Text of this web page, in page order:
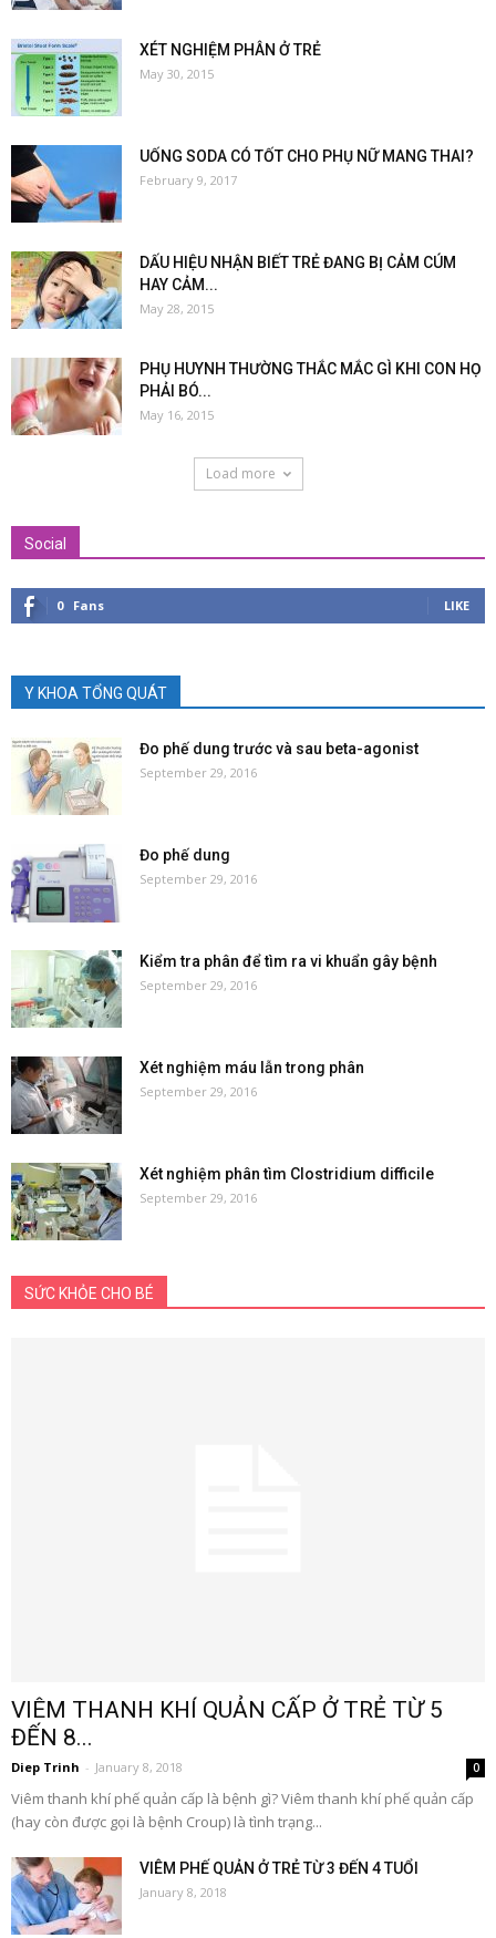
XÉT NGHIỆM PHÂN Ở TRẺ
May 30, 2015
UỐNG SODA CÓ TỐT CHO PHỤ NỮ MANG THAI?
February 9, 2017
DẤU HIỆU NHẬN BIẾT TRẺ ĐANG BỊ CẢM CÚM
HAY CẢM...
May 28, 2015
PHỤ HUYNH THƯỜNG THẮC MẮC GÌ KHI CON HỌ
PHẢI BÓ...
May 16, 2015
Load more
Social
0 Fans LIKE
Y KHOA TỔNG QUÁT
Đo phế dung trước và sau beta-agonist
September 29, 2016
Đo phế dung
September 29, 2016
Kiểm tra phân để tìm ra vi khuẩn gây bệnh
September 29, 2016
Xét nghiệm máu lẫn trong phân
September 29, 2016
Xét nghiệm phân tìm Clostridium difficile
September 29, 2016
SỨC KHỎE CHO BÉ
VIÊM THANH KHÍ QUẢN CẤP Ở TRẺ TỪ 5
ĐẾN 8...
Diep Trinh - January 8, 2018 0
Viêm thanh khí phế quản cấp là bệnh gì? Viêm thanh khí phế quản cấp
(hay còn được gọi là bệnh Croup) là tình trạng...
VIÊM PHẾ QUẢN Ở TRẺ TỪ 3 ĐẾN 4 TUỔI
January 8, 2018